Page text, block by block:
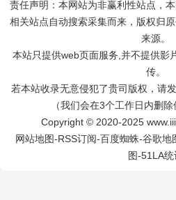
责任声明：本网站为非赢利性站点，
相关站点自动搜索采集而来，版权归
来源。
本站只提供web页面服务,并不提供影
传。
若本站收录无意侵犯了贵司版权，请
（我们会在3个工作日内删除
Copyright © 2020-2025
网站地图-RSS订阅-百度蜘蛛-谷歌地
图-51LA统